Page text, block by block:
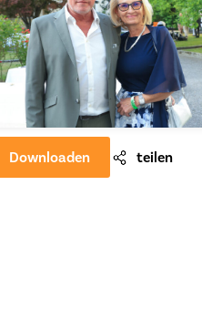
Downloaden teilen